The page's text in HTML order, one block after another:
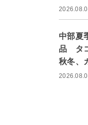
中部夏
品 タ
秋冬、